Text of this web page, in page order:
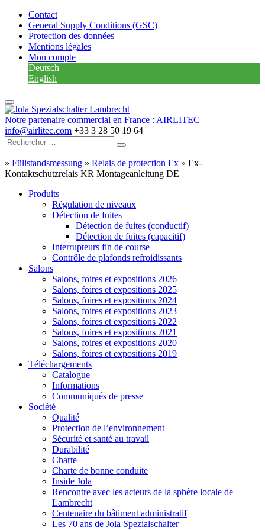
Contact
General Supply Conditions (GSC)
Protection des données
Mentions légales
Mon compte
Deutsch
English
Notre partenaire commercial en France : AIRLITEC
info@airlitec.com +33 3 28 50 19 64
» Füllstandsmessung » Relais de protection Ex » Ex-
Kontaktschutzrelais KR Montageanleitung DE
Produits
Régulation de niveaux
Détection de fuites
Détection de fuites (conductif)
Détection de fuites (capacitif)
Interrupteurs fin de course
Contrôle de plafonds refroidissants
Salons
Salons, foires et expositions 2026
Salons, foires et expositions 2025
Salons, foires et expositions 2024
Salons, foires et expositions 2023
Salons, foires et expositions 2022
Salons, foires et expositions 2021
Salons, foires et expositions 2020
Salons, foires et expositions 2019
Téléchargements
Catalogue
Informations
Communiqués de presse
Société
Qualité
Protection de l’environnement
Sécurité et santé au travail
Durabilité
Charte
Charte de bonne conduite
Inside Jola
Rencontre avec les acteurs de la sphère locale de
Lambrecht
Centenaire du bâtiment administratif
Les 70 ans de Jola Spezialschalter